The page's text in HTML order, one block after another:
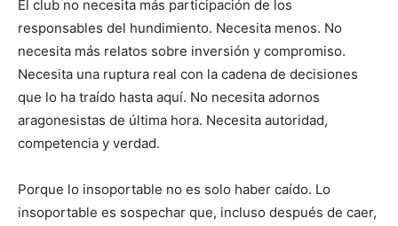
El club no necesita más participación de los
responsables del hundimiento. Necesita menos. No
necesita más relatos sobre inversión y compromiso.
Necesita una ruptura real con la cadena de decisiones
que lo ha traído hasta aquí. No necesita adornos
aragonesistas de última hora. Necesita autoridad,
competencia y verdad.
Porque lo insoportable no es solo haber caído. Lo
insoportable es sospechar que, incluso después de caer,